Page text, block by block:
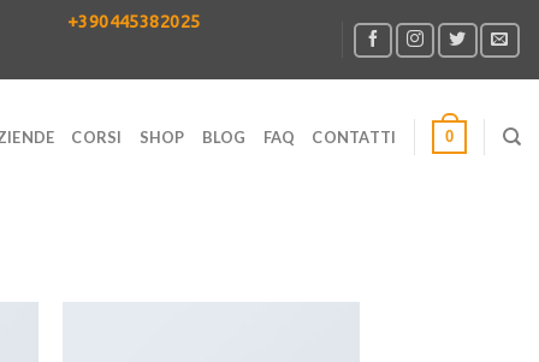
+390445382025
CORSI SHOP BLOG FAQ CONTATTI 0